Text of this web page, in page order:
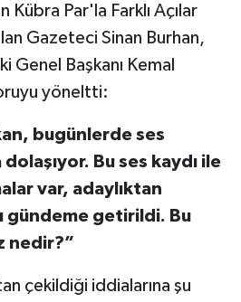
Par'la Farklı Açılar
Gazeteci Sinan Burhan,
Genel Başkanı Kemal
yöneltti:
bugünlerde ses
dolaşıyor. Bu ses kaydı ile
var, adaylıktan
gündeme getirildi. Bu
nedir?”
çekildiği iddialarına şu